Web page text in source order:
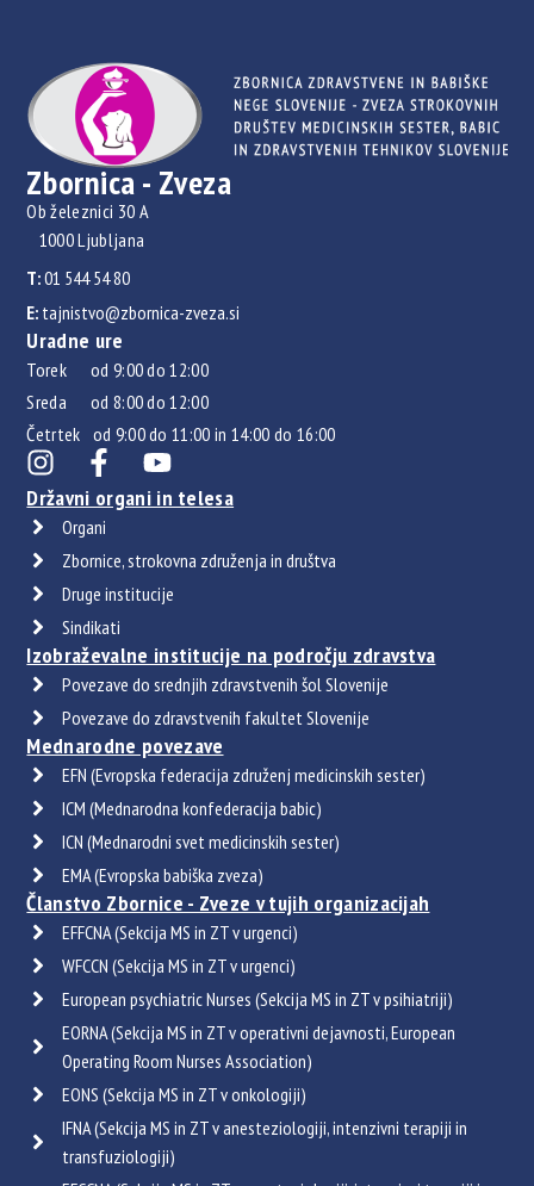
Zbornica - Zveza
Ob železnici 30 A
1000 Ljubljana
T:01 544 54 80
E: tajnistvo@zbornica-zveza.si
Uradne ure
Torek od 9:00 do 12:00
Sreda od 8:00 do 12:00
Četrtek od 9:00 do 11:00 in 14:00 do 16:00
Državni organi in telesa
Organi
Zbornice, strokovna združenja in društva
Druge institucije
Sindikati
Izobraževalne institucije na področju zdravstva
Povezave do srednjih zdravstvenih šol Slovenije
Povezave do zdravstvenih fakultet Slovenije
Mednarodne povezave
EFN (Evropska federacija združenj medicinskih sester)
ICM (Mednarodna konfederacija babic)
ICN (Mednarodni svet medicinskih sester)
EMA (Evropska babiška zveza)
Članstvo Zbornice - Zveze v tujih organizacijah
EFFCNA (Sekcija MS in ZT v urgenci)
WFCCN (Sekcija MS in ZT v urgenci)
European psychiatric Nurses (Sekcija MS in ZT v psihiatriji)
EORNA (Sekcija MS in ZT v operativni dejavnosti, European
Operating Room Nurses Association)
EONS (Sekcija MS in ZT v onkologiji)
IFNA (Sekcija MS in ZT v anesteziologiji, intenzivni terapiji in
transfuziologiji)